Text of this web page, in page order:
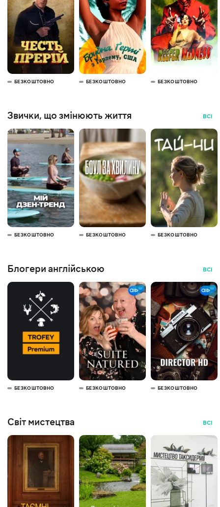
БЕЗКОШТОВНО БЕЗКОШТОВНО БЕЗКОШТОВНО
Звички, що змінюють життя ВСІ
БЕЗКОШТОВНО БЕЗКОШТОВНО БЕЗКОШТОВНО
Блогери англійською ВСІ
БЕЗКОШТОВНО БЕЗКОШТОВНО БЕЗКОШТОВНО
Світ мистецтва ВСІ